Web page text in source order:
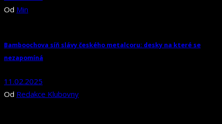
Od Min
Bamboochova síň slávy českého metalcoru: desky na které se
nezapomíná
11.02.2025
Od Redakce Klubovny